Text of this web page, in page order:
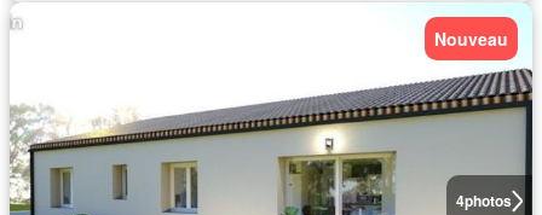
4photos
Nouveau